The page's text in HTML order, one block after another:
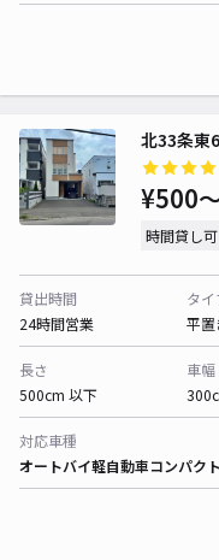
北33条東
¥500
時間貸し可
貸出時間
24時間営業
タイ
平置
長さ
500cm 以下
車幅
対応車種
オートバイ軽自動車コンパク